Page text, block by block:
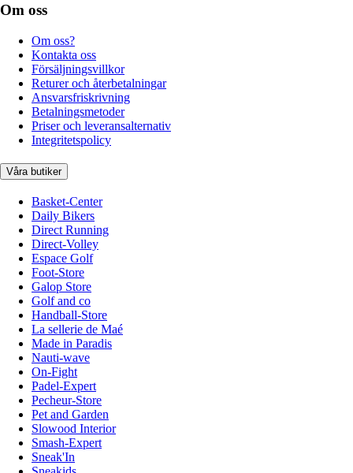
Om oss
Om oss?
Kontakta oss
Försäljningsvillkor
Returer och återbetalningar
Ansvarsfriskrivning
Betalningsmetoder
Priser och leveransalternativ
Integritetspolicy
Våra butiker
Basket-Center
Daily Bikers
Direct Running
Direct-Volley
Espace Golf
Foot-Store
Galop Store
Golf and co
Handball-Store
La sellerie de Maé
Made in Paradis
Nauti-wave
On-Fight
Padel-Expert
Pecheur-Store
Pet and Garden
Slowood Interior
Smash-Expert
Sneak'In